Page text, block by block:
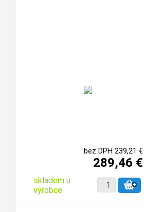
bez DPH 239,21 €
289,46 €
skladem u
výrobce